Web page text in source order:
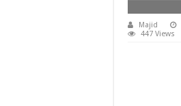
Majid
447 Views